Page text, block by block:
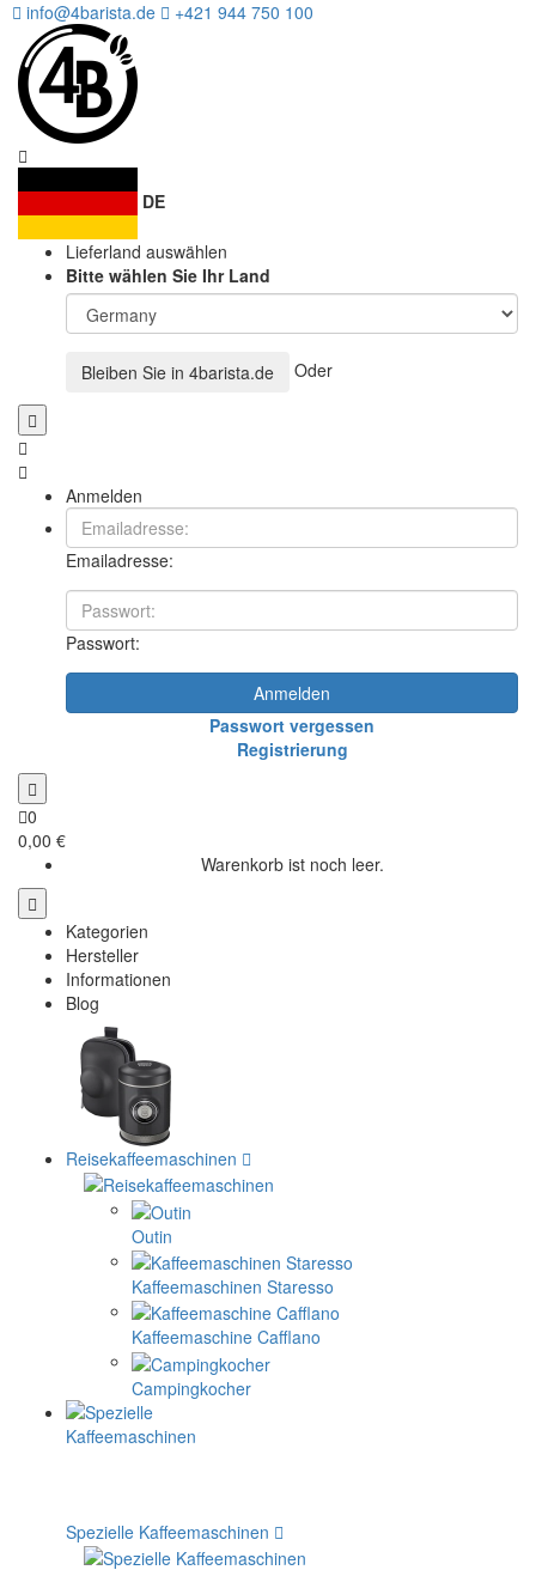
info@4barista.de +421 944 750 100
DE
Lieferland auswählen
Bitte wählen Sie Ihr Land
Bleiben Sie in 4barista.de Oder
Anmelden
Emailadresse:
Passwort:
Anmelden
Passwort vergessen
Registrierung
0
0,00 €
Warenkorb ist noch leer.
Kategorien
Hersteller
Informationen
Blog
Reisekaffeemaschinen
Outin
Kaffeemaschinen Staresso
Kaffeemaschine Cafflano
Campingkocher
Spezielle Kaffeemaschinen